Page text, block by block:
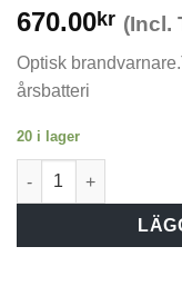
670.00kr (Incl.
Optisk
årsbatteri
20 i lager
Brandvarnare